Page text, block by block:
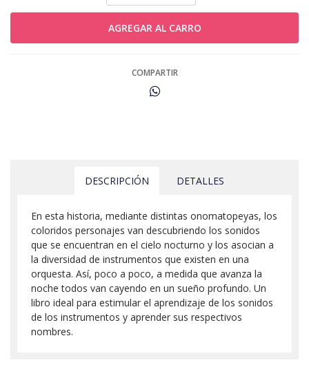
COMPARTIR
DESCRIPCIÓN DETALLES
En esta historia, mediante distintas onomatopeyas, los
coloridos personajes van descubriendo los sonidos
que se encuentran en el cielo nocturno y los asocian a
la diversidad de instrumentos que existen en una
orquesta. Así, poco a poco, a medida que avanza la
noche todos van cayendo en un sueño profundo. Un
libro ideal para estimular el aprendizaje de los sonidos
de los instrumentos y aprender sus respectivos
nombres.